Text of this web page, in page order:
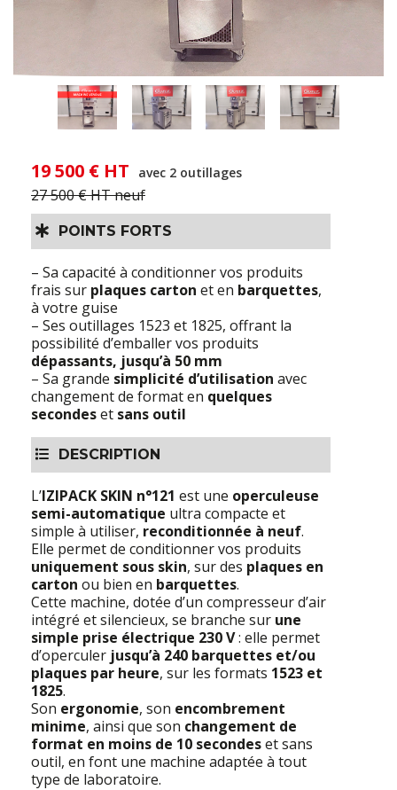
19 500 € HT avec 2 outillages
27 500 € HT neuf
POINTS FORTS
– Sa capacité à conditionner vos produits
frais sur plaques carton et en barquettes,
à votre guise
– Ses outillages 1523 et 1825, offrant la
possibilité d’emballer vos produits
dépassants, jusqu’à 50 mm
– Sa grande simplicité d’utilisation avec
changement de format en quelques
secondeset sans outil
DESCRIPTION
L’IZIPACK SKIN n°121 est une operculeuse
semi-automatique ultra compacte et
simple à utiliser, reconditionnée à neuf.
Elle permet de conditionner vos produits
uniquement sous skin, sur des plaques en
carton ou bien en barquettes.
Cette machine, dotée d’un compresseur d’air
intégré et silencieux, se branche sur une
simple prise électrique 230 V: elle permet
d’operculer jusqu’à 240 barquettes et/ou
plaques par heure, sur les formats 1523 et
1825.
Son ergonomie, son encombrement
minime, ainsi que son changement de
format en moins de 10 secondeset sans
outil, en font une machine adaptée à tout
type de laboratoire.